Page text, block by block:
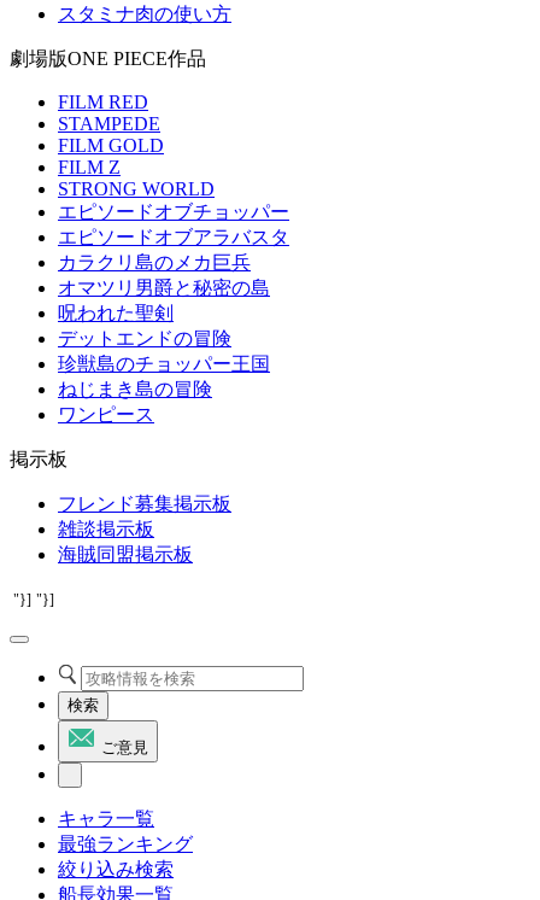
スタミナ肉の使い方
劇場版ONE PIECE作品
FILM RED
STAMPEDE
FILM GOLD
FILM Z
STRONG WORLD
エピソードオブチョッパー
エピソードオブアラバスタ
カラクリ島のメカ巨兵
オマツリ男爵と秘密の島
呪われた聖剣
デットエンドの冒険
珍獣島のチョッパー王国
ねじまき島の冒険
ワンピース
掲示板
フレンド募集掲示板
雑談掲示板
海賊同盟掲示板
"}] "}]
検索
ご意見
キャラ一覧
最強ランキング
絞り込み検索
船長効果一覧